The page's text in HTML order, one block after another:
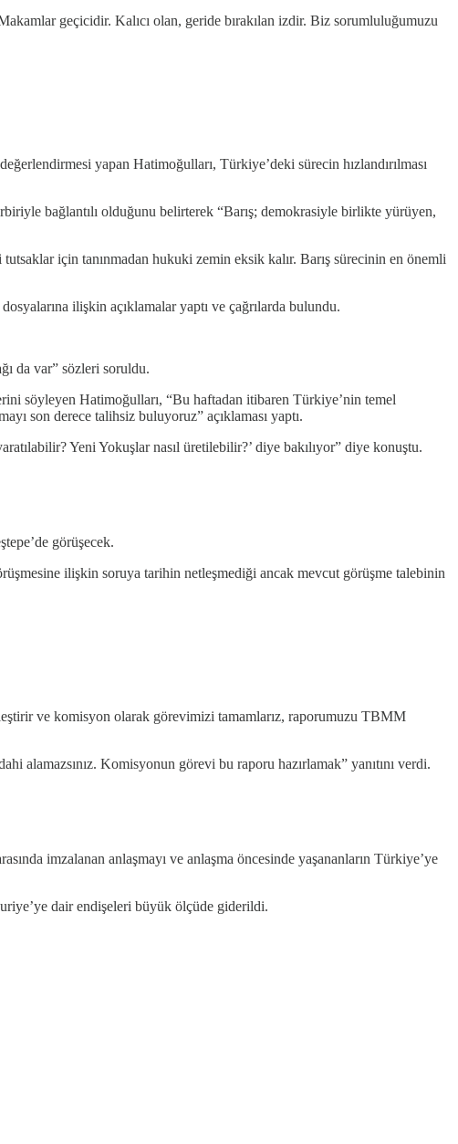
geçicidir. Kalıcı olan, geride bırakılan izdir. Biz sorumluluğumuzu
yapan Hatimoğulları, Türkiye’deki sürecin hızlandırılması
bağlantılı olduğunu belirterek “Barış; demokrasiyle birlikte yürüyen,
için tanınmadan hukuki zemin eksik kalır. Barış sürecinin en önemli
ilişkin açıklamalar yaptı ve çağrılarda bulundu.
da var” sözleri soruldu.
söyleyen Hatimoğulları, “Bu haftadan itibaren Türkiye’nin temel
son derece talihsiz buluyoruz” açıklaması yaptı.
Yeni Yokuşlar nasıl üretilebilir?’ diye bakılıyor” diye konuştu.
görüşecek.
ilişkin soruya tarihin netleşmediği ancak mevcut görüşme talebinin
ve komisyon olarak görevimizi tamamlarız, raporumuzu TBMM
alamazsınız. Komisyonun görevi bu raporu hazırlamak” yanıtını verdi.
imzalanan anlaşmayı ve anlaşma öncesinde yaşananların Türkiye’ye
dair endişeleri büyük ölçüde giderildi.